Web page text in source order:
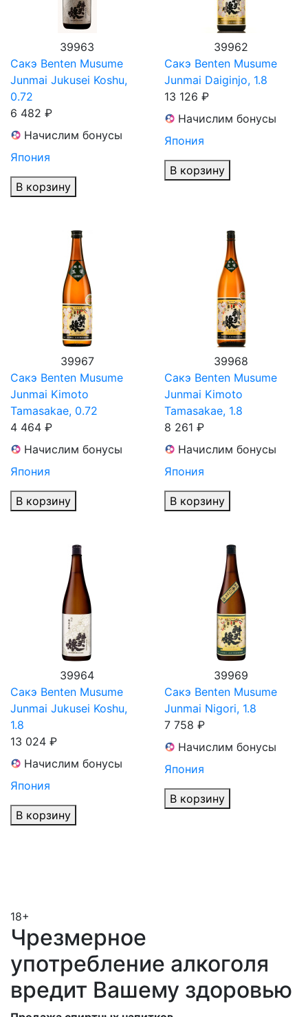
39963
Сакэ Benten Musume
Junmai Jukusei Koshu,
0.72
6 482 ₽
Начислим бонусы
Япония
В корзину
39962
Сакэ Benten Musume
Junmai Daiginjo, 1.8
13 126 ₽
Начислим бонусы
Япония
В корзину
39967
Сакэ Benten Musume
Junmai Kimoto
Tamasakae, 0.72
4 464 ₽
Начислим бонусы
Япония
В корзину
39968
Сакэ Benten Musume
Junmai Kimoto
Tamasakae, 1.8
8 261 ₽
Начислим бонусы
Япония
В корзину
39964
Сакэ Benten Musume
Junmai Jukusei Koshu,
1.8
13 024 ₽
Начислим бонусы
Япония
В корзину
39969
Сакэ Benten Musume
Junmai Nigori, 1.8
7 758 ₽
Начислим бонусы
Япония
В корзину
18+
Чрезмерное
употребление алкоголя
вредит Вашему здоровью